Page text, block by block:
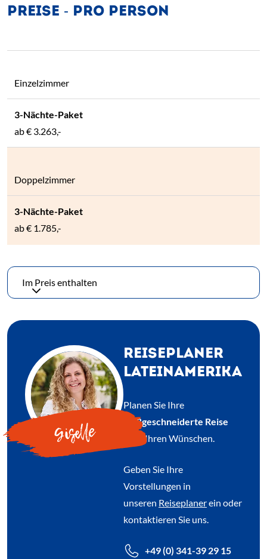
PREISE - PRO PERSON
Einzelzimmer
ab€ 3.263,-
Doppelzimmer
ab€ 1.785,-
Im Preis enthalten
Giselle
REISEPLANER
LATEINAMERIKA
Planen Sie Ihre
maßgeschneiderte Reise
nach Ihren Wünschen.
Geben Sie Ihre
Vorstellungen in
unseren Reiseplanerein oder
kontaktieren Sie uns.
+49 (0) 341-39 29 15